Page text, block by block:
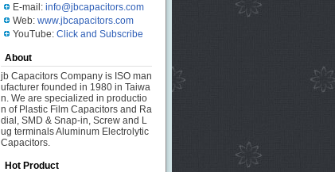
E-mail: info@jbcapacitors.com
Web: www.jbcapacitors.com
YouTube: Click and Subscribe
About
jb Capacitors Company is ISO man
ufacturer founded in 1980 in Taiwa
n. We are specialized in productio
n of Plastic Film Capacitors and Ra
dial, SMD & Snap-in, Screw and L
ug terminals Aluminum Electrolytic
Capacitors.
Hot Product